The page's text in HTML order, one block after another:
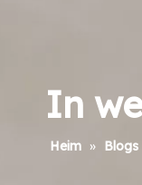
In
Heim » Blogs